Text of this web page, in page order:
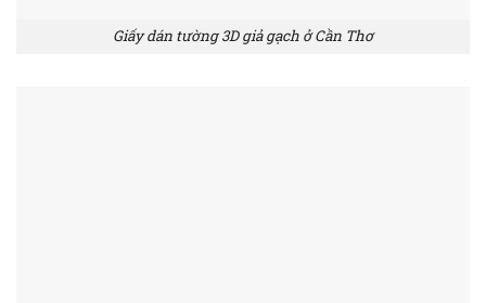
Giấy dán tường 3D giả gạch ở Cần Thơ